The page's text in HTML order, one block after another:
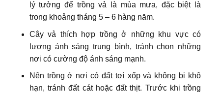
lý tưởng để trồng vả là mùa mưa, đặc biệt là
trong khoảng tháng 5 – 6 hàng năm.
Cây vả thích hợp trồng ở những khu vực có
lượng ánh sáng trung bình, tránh chọn những
nơi có cường độ ánh sáng mạnh.
Nên trồng ở nơi có đất tơi xốp và không bị khô
hạn, tránh đất cát hoặc đất thịt. Trước khi trồng